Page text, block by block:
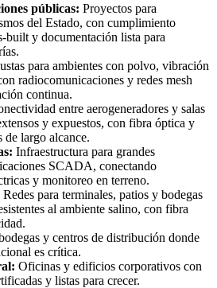
públicas: Proyectos para
del Estado, con cumplimiento
built y documentación lista para
para ambientes con polvo, vibración
radiocomunicaciones y redes mesh
continua.
entre aerogeneradores y salas
y expuestos, con fibra óptica y
de largo alcance.
Infraestructura para grandes
SCADA, conectando
y monitoreo en terreno.
Redes para terminales, patios y bodegas
al ambiente salino, con fibra
y centros de distribución donde
es crítica.
Oficinas y edificios corporativos con
y listas para crecer.